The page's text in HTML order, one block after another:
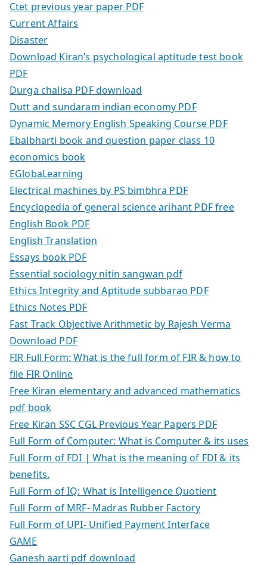
Ctet previous year paper PDF
Current Affairs
Disaster
Download Kiran’s psychological aptitude test book
PDF
Durga chalisa PDF download
Dutt and sundaram indian economy PDF
Dynamic Memory English Speaking Course PDF
Ebalbharti book and question paper class 10
economics book
EGlobaLearning
Electrical machines by PS bimbhra PDF
Encyclopedia of general science arihant PDF free
English Book PDF
English Translation
Essays book PDF
Essential sociology nitin sangwan pdf
Ethics Integrity and Aptitude subbarao PDF
Ethics Notes PDF
Fast Track Objective Arithmetic by Rajesh Verma
Download PDF
FIR Full Form: What is the full form of FIR & how to
file FIR Online
Free Kiran elementary and advanced mathematics
pdf book
Free Kiran SSC CGL Previous Year Papers PDF
Full Form of Computer: What is Computer & its uses
Full Form of FDI | What is the meaning of FDI & its
benefits.
Full Form of IQ: What is Intelligence Quotient
Full Form of MRF- Madras Rubber Factory
Full Form of UPI- Unified Payment Interface
GAME
Ganesh aarti pdf download